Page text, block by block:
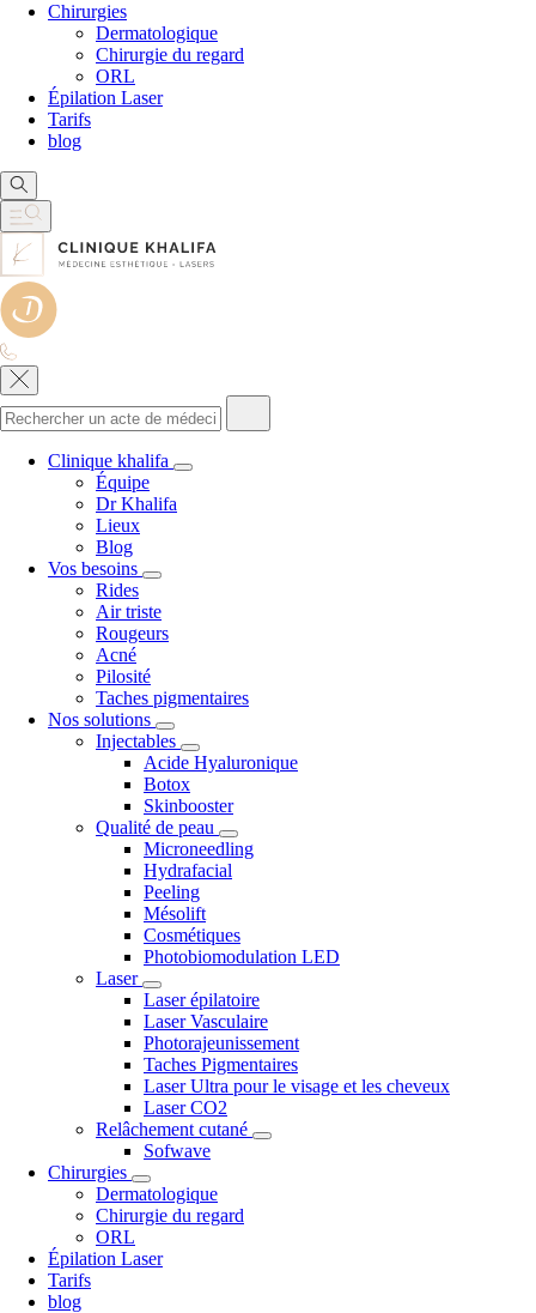
Chirurgies
Dermatologique
Chirurgie du regard
ORL
Épilation Laser
Tarifs
blog
Clinique khalifa
Équipe
Dr Khalifa
Lieux
Blog
Vos besoins
Rides
Air triste
Rougeurs
Acné
Pilosité
Taches pigmentaires
Nos solutions
Injectables
Acide Hyaluronique
Botox
Skinbooster
Qualité de peau
Microneedling
Hydrafacial
Peeling
Mésolift
Cosmétiques
Photobiomodulation LED
Laser
Laser épilatoire
Laser Vasculaire
Photorajeunissement
Taches Pigmentaires
Laser Ultra pour le visage et les cheveux
Laser CO2
Relâchement cutané
Sofwave
Chirurgies
Dermatologique
Chirurgie du regard
ORL
Épilation Laser
Tarifs
blog